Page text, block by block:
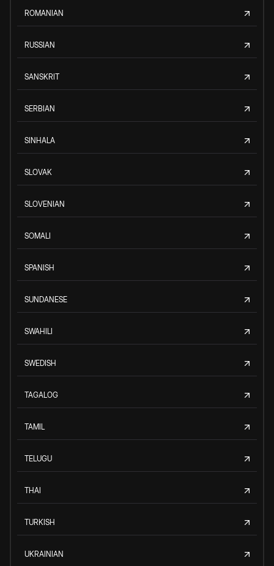
ROMANIAN
RUSSIAN
SANSKRIT
SERBIAN
SINHALA
SLOVAK
SLOVENIAN
SOMALI
SPANISH
SUNDANESE
SWAHILI
SWEDISH
TAGALOG
TAMIL
TELUGU
THAI
TURKISH
UKRAINIAN